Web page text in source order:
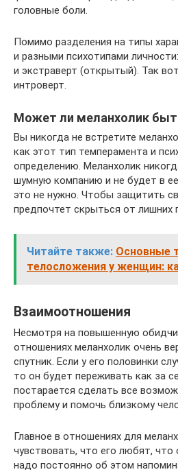
головные боли.
Помимо разделения на типы
и разными психотипами
и экстраверт (открытый). Так
интроверт.
Может ли меланхолик
Вы никогда не встретите
как этот тип темперамента и
определению. Меланхолик
шумную компанию и не будет в
это не нужно. Чтобы защитить
предпочтет скрыться от лишних
Читайте также: Основные
телосложения у женщин:
Взаимоотношения
Несмотря на повышенную
отношениях меланхолик очень
спутник. Если у его половинки
то он будет переживать как за
постарается сделать все
проблему и помочь близкому
Главное в отношениях для
чувствовать, что его любят,
надо постоянно об этом